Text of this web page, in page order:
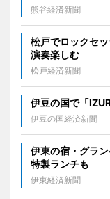
熊谷経済新聞
松戸でロックセ
演奏楽しむ
松戸経済新聞
伊豆の国で「
伊豆の国経済新聞
伊東の宿・グラ
特製ランチも
伊東経済新聞